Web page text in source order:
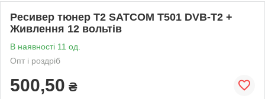
Ресивер тюнер Т2 SATCOM T501 DVB-T2 +
Живлення 12 вольтів
В наявності 11 од.
Опт і роздріб
500,50 ₴